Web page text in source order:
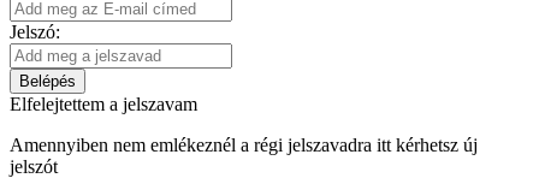
Jelszó:
Belépés
Elfelejtettem a jelszavam
Amennyiben nem emlékeznél a régi jelszavadra itt kérhetsz új
jelszót